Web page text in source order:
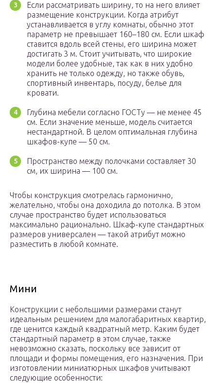
Если рассматривать ширину, то на него влияет
размещение конструкции. Когда атрибут
устанавливается в углу комнаты, обычно этот
параметр не превышает 160–180 см. Если шкаф
ставится вдоль всей стены, его ширина может
достигать 3 м. Стоит учитывать, что широкие
модели более удобные, так как в них удобно
хранить не только одежду, но также обувь,
спортивный инвентарь, посуду, белье для
кровати.
Глубина мебели согласно ГОСТу — не менее 45
см. Если значение меньше, модель считается
нестандартной. В целом оптимальная глубина
шкафов-купе — 50 см.
Пространство между полочками составляет 30
см, их ширина — 100 см.
Чтобы конструкция смотрелась гармонично,
желательно, чтобы она доходила до потолка. В этом
случае пространство будет использоваться
максимально рационально. Шкаф-купе стандартных
размеров универсален — такой атрибут можно
разместить в любой комнате.
Мини
Конструкции с небольшими размерами станут
идеальным решением для малогабаритных квартир,
где ценится каждый квадратный метр. Каким будет
стандартный параметр в этом случае, также
невозможно сказать, поскольку все зависит от
площади и формы помещения, его назначения. При
изготовлении миниатюрных шкафов учитывают
следующие особенности: